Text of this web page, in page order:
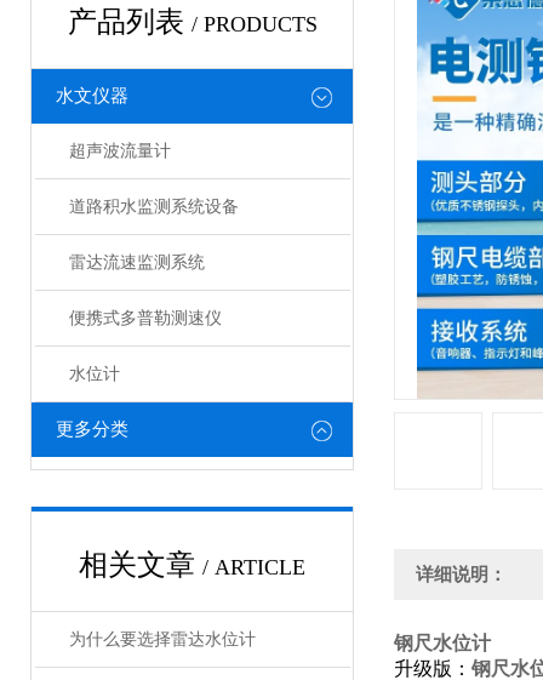
产品列表 / PRODUCTS
水文仪器
超声波流量计
道路积水监测系统设备
雷达流速监测系统
便携式多普勒测速仪
水位计
更多分类
相关文章 / ARTICLE
为什么要选择雷达水位计
详细说明：
钢尺水位计
升级版： 钢尺水